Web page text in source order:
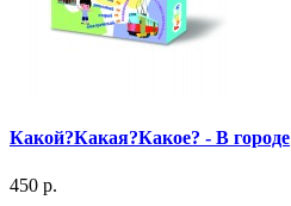
Какой?Какая?Какое? - В городе
450 р.